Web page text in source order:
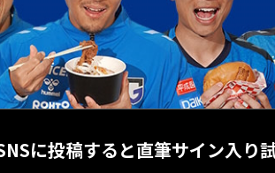
に投稿すると直筆サイン入り